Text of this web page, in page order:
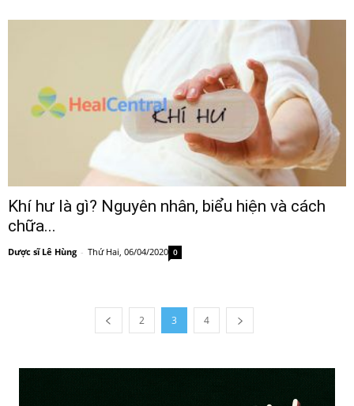
Khí hư là gì? Nguyên nhân, biểu hiện và cách
chữa...
Dược sĩ Lê Hùng - Thứ Hai, 06/04/2020 0
2 3 4